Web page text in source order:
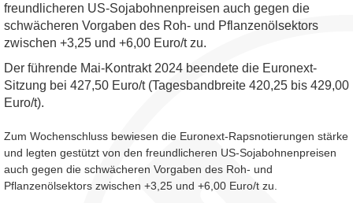
freundlicheren US-Sojabohnenpreisen auch gegen die
schwächeren Vorgaben des Roh- und Pflanzenölsektors
zwischen +3,25 und +6,00 Euro/t zu.
Der führende Mai-Kontrakt 2024 beendete die Euronext-
Sitzung bei 427,50 Euro/t (Tagesbandbreite 420,25 bis 429,00
Euro/t).
Zum Wochenschluss bewiesen die Euronext-Rapsnotierungen stärke
und legten gestützt von den freundlicheren US-Sojabohnenpreisen
auch gegen die schwächeren Vorgaben des Roh- und
Pflanzenölsektors zwischen +3,25 und +6,00 Euro/t zu.